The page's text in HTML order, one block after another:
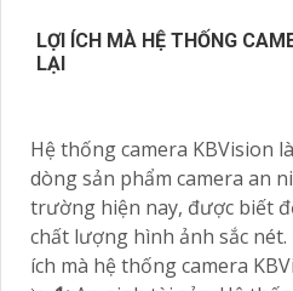
LỢI ÍCH MÀ HỆ THỐNG
LẠI
Hệ thống camera KBVision
dòng sản phẩm camera an
trường hiện nay, được biết
chất lượng hình ảnh sắc
ích mà hệ thống camera